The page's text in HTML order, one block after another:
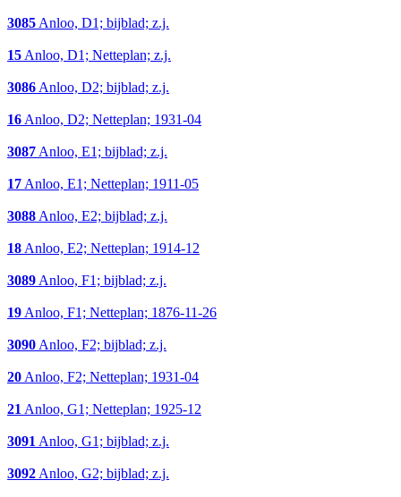
3085Anloo, D1; bijblad; z.j.
15Anloo, D1; Netteplan; z.j.
3086Anloo, D2; bijblad; z.j.
16Anloo, D2; Netteplan; 1931-04
3087Anloo, E1; bijblad; z.j.
17Anloo, E1; Netteplan; 1911-05
3088Anloo, E2; bijblad; z.j.
18Anloo, E2; Netteplan; 1914-12
3089Anloo, F1; bijblad; z.j.
19Anloo, F1; Netteplan; 1876-11-26
3090Anloo, F2; bijblad; z.j.
20Anloo, F2; Netteplan; 1931-04
21Anloo, G1; Netteplan; 1925-12
3091Anloo, G1; bijblad; z.j.
3092Anloo, G2; bijblad; z.j.